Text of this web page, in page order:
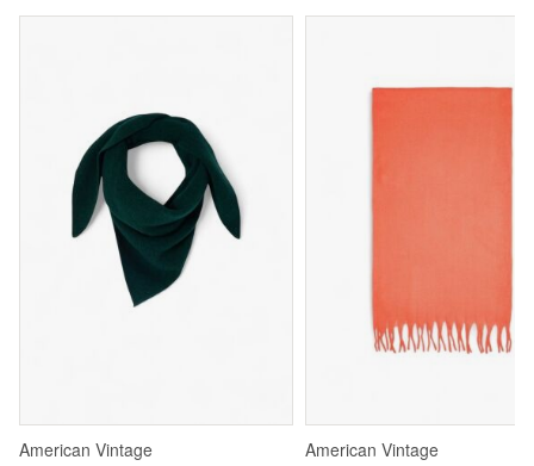
American Vintage American Vintage